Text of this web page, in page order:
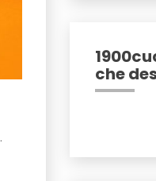
che